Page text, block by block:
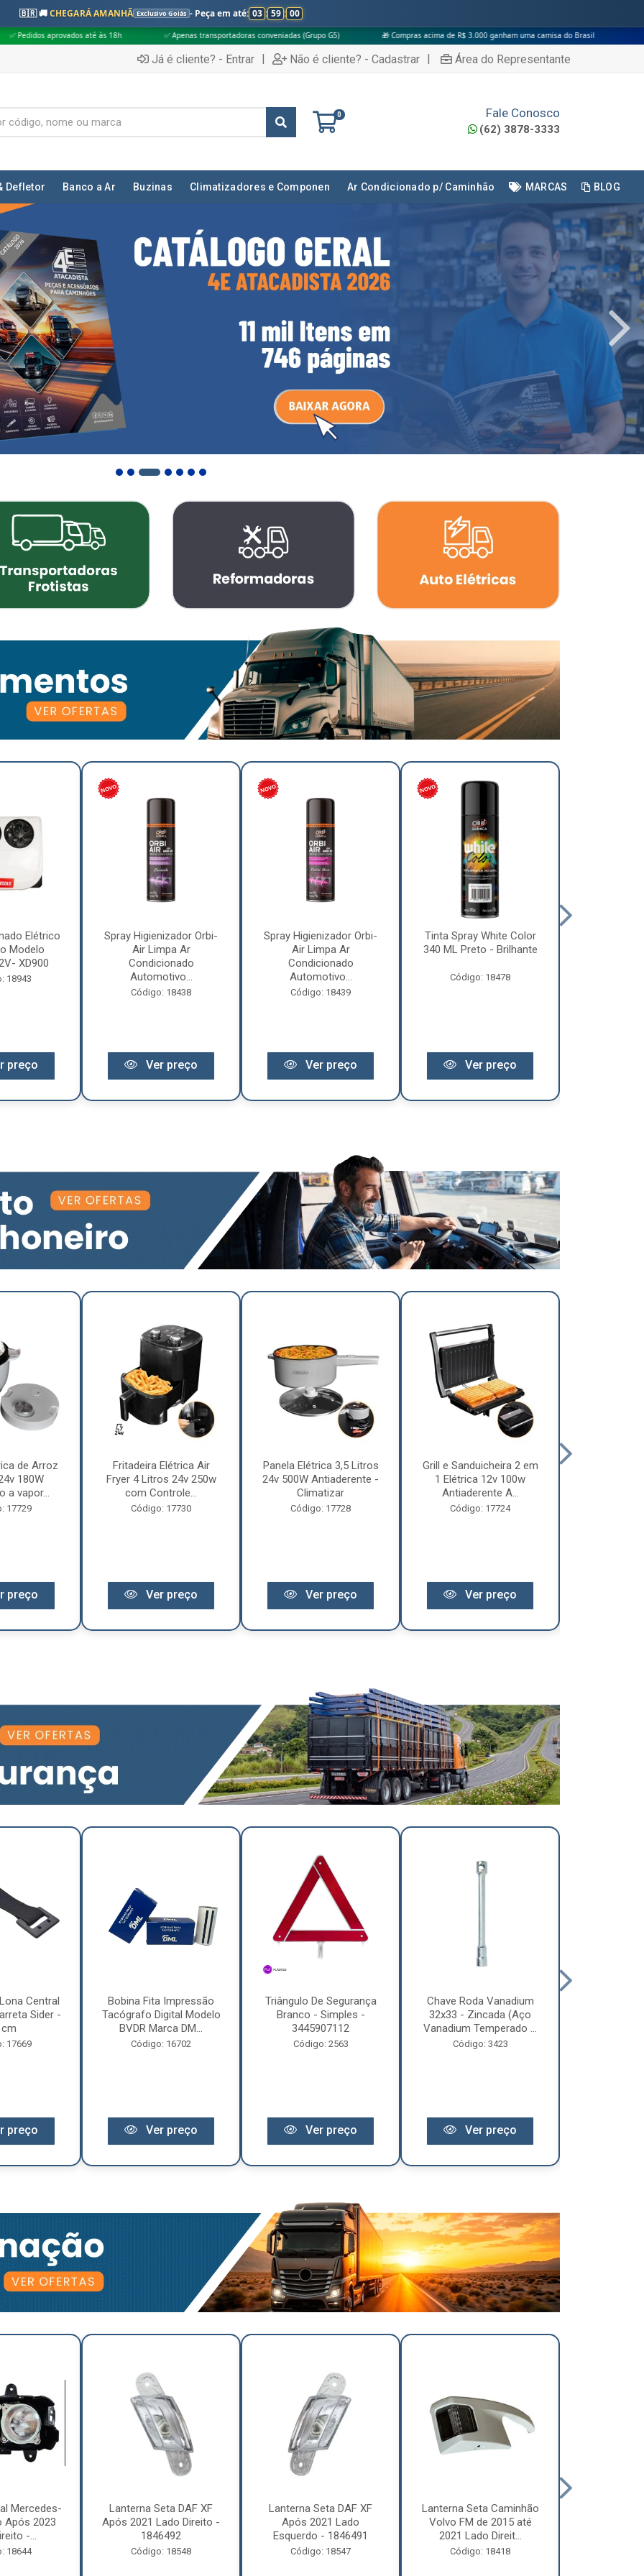
🇧🇷 🚚CHEGARÁ AMANHÃ Exclusivo Goiás - Peça em até: 03 : 58 : 58
18h ✅ Apenas transportadoras conveniadas (Grupo G5) 🎁 Compras acima de R$ 3.000 ganham uma camisa do Brasil
Já é cliente? - Entrar | Não é cliente? - Cadastrar | Área do Representante
0 Fale Conosco
(62) 3878-3333
Defletor Banco a Ar Buzinas Climatizadores e Componen Ar Condicionado p/ Caminhão MARCAS BLOG
Elétrico
Modelo
XD900
18943
preço
Spray Higienizador Orbi-
Air Limpa Ar
Condicionado
Automotivo...
Código: 18438
Ver preço
Spray Higienizador Orbi-
Air Limpa Ar
Condicionado
Automotivo...
Código: 18439
Ver preço
Tinta Spray White Color
340 ML Preto - Brilhante
Código: 18478
Ver preço
de Arroz
180W
a vapor...
17729
preço
Fritadeira Elétrica Air
Fryer 4 Litros 24v 250w
com Controle...
Código: 17730
Ver preço
Panela Elétrica 3,5 Litros
24v 500W Antiaderente -
Climatizar
Código: 17728
Ver preço
Grill e Sanduicheira 2 em
1 Elétrica 12v 100w
Antiaderente A...
Código: 17724
Ver preço
Central
Sider -
17669
preço
Bobina Fita Impressão
Tacógrafo Digital Modelo
BVDR Marca DM...
Código: 16702
Ver preço
Triângulo De Segurança
Branco - Simples -
3445907112
Código: 2563
Ver preço
Chave Roda Vanadium
32x33 - Zincada (Aço
Vanadium Temperado ...
Código: 3423
Ver preço
Mercedes-
Após 2023
-...
18644
Lanterna Seta DAF XF
Após 2021 Lado Direito -
1846492
Código: 18548
Lanterna Seta DAF XF
Após 2021 Lado
Esquerdo - 1846491
Código: 18547
Lanterna Seta Caminhão
Volvo FM de 2015 até
2021 Lado Direit...
Código: 18418